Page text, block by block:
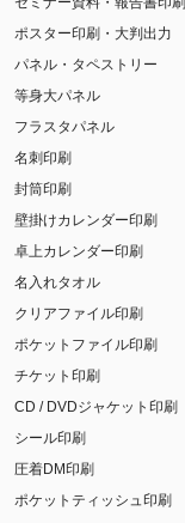
ポスター印刷・大判出力
パネル・タペストリー
等身大パネル
フラスタパネル
名刺印刷
封筒印刷
壁掛けカレンダー印刷
卓上カレンダー印刷
名入れタオル
クリアファイル印刷
ポケットファイル印刷
チケット印刷
CD / DVDジャケット印刷
シール印刷
圧着DM印刷
ポケットティッシュ印刷